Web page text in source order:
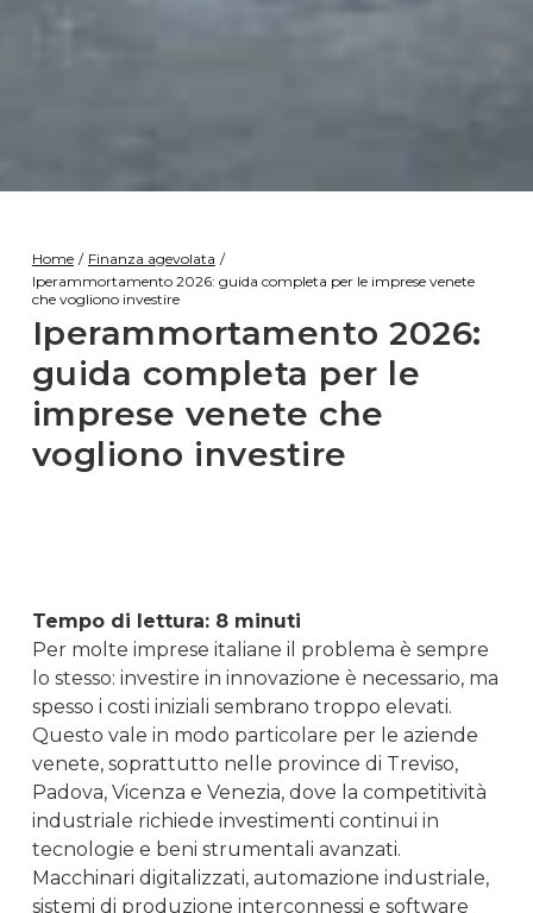
Home / Finanza agevolata /
Iperammortamento 2026: guida completa per le imprese venete
che vogliono investire
Iperammortamento 2026:
guida completa per le
imprese venete che
vogliono investire
Tempo di lettura: 8 minuti
Per molte imprese italiane il problema è sempre
lo stesso: investire in innovazione è necessario, ma
spesso i costi iniziali sembrano troppo elevati.
Questo vale in modo particolare per le aziende
venete, soprattutto nelle province di Treviso,
Padova, Vicenza e Venezia, dove la competitività
industriale richiede investimenti continui in
tecnologie e beni strumentali avanzati.
Macchinari digitalizzati, automazione industriale,
sistemi di produzione interconnessi e software